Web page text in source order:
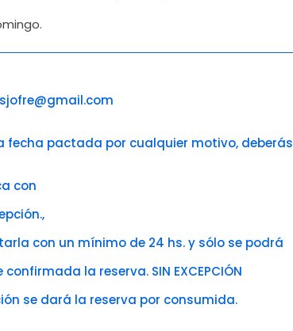
fecha pactada por cualquier motivo, deberás
con
con un mínimo de 24 hs. y sólo se podrá
la reserva. SIN EXCEPCIÓN
se dará la reserva por consumida.